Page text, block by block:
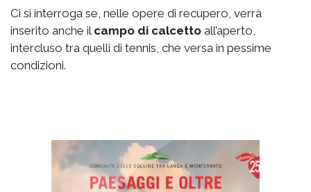
Ci si interroga se, nelle opere di recupero, verrà
inserito anche il campo di calcetto all’aperto,
intercluso tra quelli di tennis, che versa in pessime
condizioni.